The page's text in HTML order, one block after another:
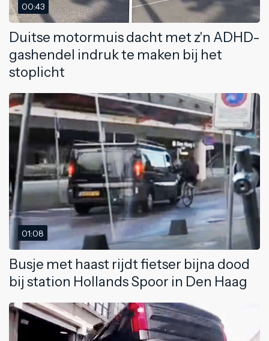
00:43
Duitse motormuis dacht met z'n ADHD-
gashendel indruk te maken bij het
stoplicht
01:08
Busje met haast rijdt fietser bijna dood
bij station Hollands Spoor in Den Haag